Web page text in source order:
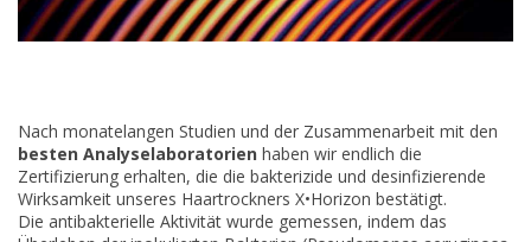
Nach monatelangen Studien und der Zusammenarbeit mit den
besten Analyselaboratorien haben wir endlich die
Zertifizierung erhalten, die die bakterizide und desinfizierende
Wirksamkeit unseres Haartrockners X•Horizon bestätigt.
Die antibakterielle Aktivität wurde gemessen, indem das